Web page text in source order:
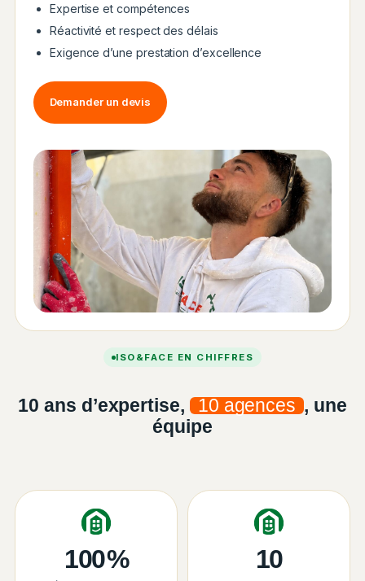
Expertise et compétences
Réactivité et respect des délais
Exigence d’une prestation d’excellence
Demander un devis
ISO&FACE EN CHIFFRES
10 ans d’expertise, 10 agences , une
équipe
100% 10